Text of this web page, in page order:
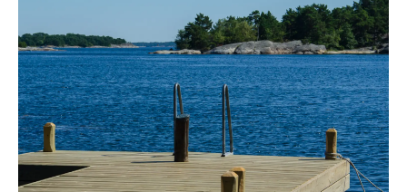
Snabbt är man uppe vid boningshuset i två plan. Huset
byggdes 1932 och mäter cirka 77 m². Huset är
väldisponerat och inrymmer på entréplan sällskapsrum,
matrum, veranda, tv-rum, stort kök och tvättrum med
plats att i framtiden inreda med dusch och toalett.
Köket har inte vatten indraget men spis, vedspis och
kyl/frys finns och gott om arbetsytor.